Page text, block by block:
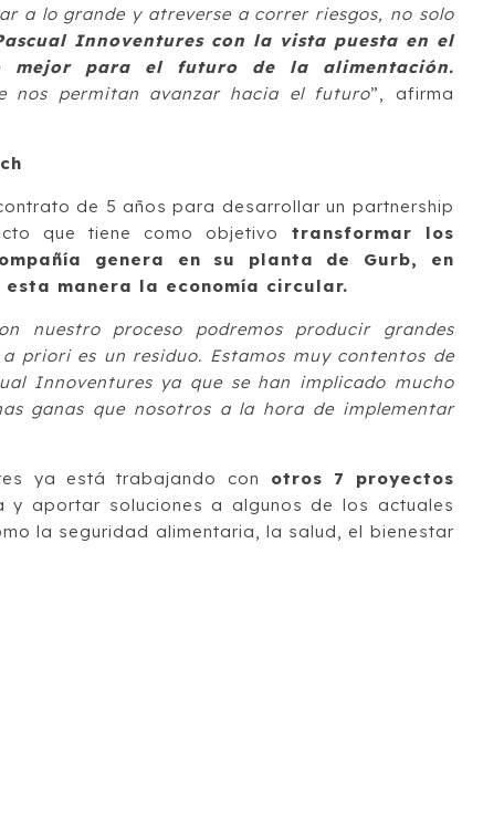
a lo grande y atreverse a correr riesgos, no solo
Innoventures con la vista puesta en el
para el futuro de la alimentación.
nos permitan avanzar hacia el futuro”, afirma
de 5 años para desarrollar un partnership
que tiene como objetivo transformar los
genera en su planta de Gurb, en
manera la economía circular.
nuestro proceso podremos producir grandes
priori es un residuo. Estamos muy contentos de
Innoventures ya que se han implicado mucho
ganas que nosotros a la hora de implementar
ya está trabajando con otros 7 proyectos
y aportar soluciones a algunos de los actuales
la seguridad alimentaria, la salud, el bienestar